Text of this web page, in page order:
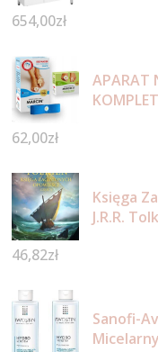
654,00zł
APARAT
62,00zł
Księga
J.R.R.
46,82zł
Sanofi-